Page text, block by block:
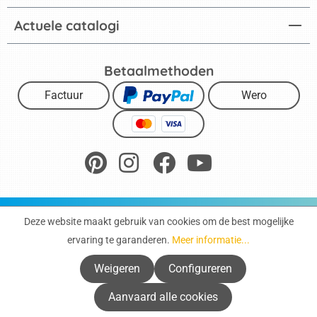
Actuele catalogi
Betaalmethoden
Factuur Wero
Algemene voorwaarden
Herroepingsrecht
Toegankelijkheidsverklaring
Cookies
Direct bestellen
* Alle prijzen zijn inclusief wettelijke btw, exclusief
Deze website maakt gebruik van cookies om de best mogelijke
ervaring te garanderen. Meer informatie...
Weigeren Configureren
Aanvaard alle cookies